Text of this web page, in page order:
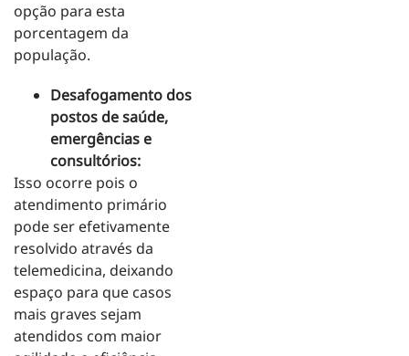
opção para esta
porcentagem da
população.
Desafogamento dos
postos de saúde,
emergências e
consultórios:
Isso ocorre pois o
atendimento primário
pode ser efetivamente
resolvido através da
telemedicina, deixando
espaço para que casos
mais graves sejam
atendidos com maior